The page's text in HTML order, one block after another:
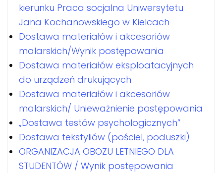
kierunku Praca socjalna Uniwersytetu
Jana Kochanowskiego w Kielcach
Dostawa materiałów i akcesoriów
malarskich/Wynik postępowania
Dostawa materiałów eksploatacyjnych
do urządzeń drukujących
Dostawa materiałów i akcesoriów
malarskich/ Unieważnienie postępowania
„Dostawa testów psychologicznych”
Dostawa tekstyliów (pościel, poduszki)
ORGANIZACJA OBOZU LETNIEGO DLA
STUDENTÓW / Wynik postępowania